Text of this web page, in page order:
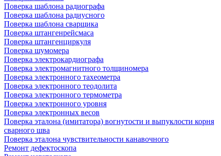
Поверка шаблона радиографа
Поверка шаблона радиусного
Поверка шаблона сварщика
Поверка штангенрейсмаса
Поверка штангенциркуля
Поверка шумомера
Поверка электрокардиографа
Поверка электромагнитного толщиномера
Поверка электронного тахеометра
Поверка электронного теодолита
Поверка электронного термометра
Поверка электронного уровня
Поверка электронных весов
Поверка эталона (имитатора) вогнутости и выпуклости корня
сварного шва
Поверка эталона чувствительности канавочного
Ремонт дефектоскопа